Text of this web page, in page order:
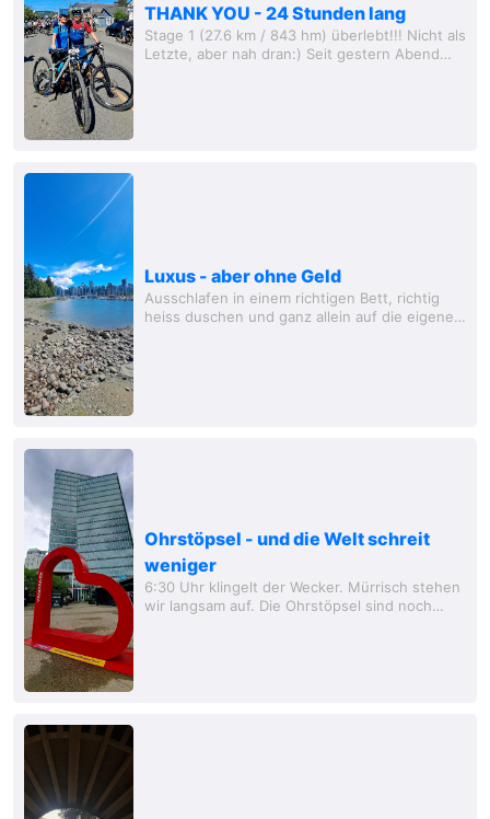
THANK YOU - 24 Stunden lang
Stage 1 (27.6 km / 843 hm) überlebt!!! Nicht als
Letzte, aber nah dran:) Seit gestern Abend
Luxus - aber ohne Geld
Ausschlafen in einem richtigen Bett, richtig
heiss duschen und ganz allein auf die eigene
Ohrstöpsel - und die Welt schreit
weniger
6:30 Uhr klingelt der Wecker. Mürrisch stehen
wir langsam auf. Die Ohrstöpsel sind noch